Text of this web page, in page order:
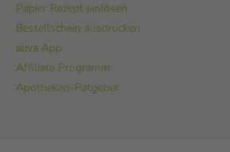
Papier Rezept einlösen
Bestellschein ausdrucken
aliva App
Affiliate Programm
Apotheken-Ratgeber